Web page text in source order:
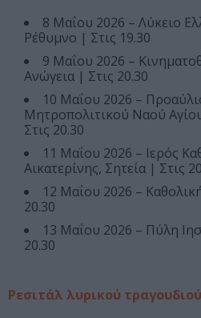
8 Μαΐου 2026 – Λύκειο
Ρέθυμνο | Στις 19.30
9 Μαΐου 2026 –
Ανώγεια | Στις 20.30
10 Μαΐου 2026 –
Μητροπολιτικού Ναού
Στις 20.30
11 Μαΐου 2026 – Ιερός
Αικατερίνης, Σητεία | Στις
12 Μαΐου 2026 –
20.30
13 Μαΐου 2026 – Πύλη
20.30
Ρεσιτάλ λυρικού τραγουδιού